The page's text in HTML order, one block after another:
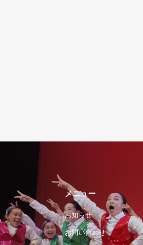
メニュー
お知らせ
お問い合わせ